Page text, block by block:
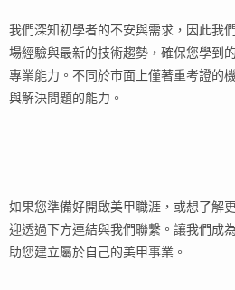
我們深知初學者的不安與需求，因此我
場經驗與最新的技術趨勢，確保您學到
專業能力。不同於市面上僅著重考證的
與解決問題的能力。
如果您準備好開啟美甲職涯，或想了解
迎透過下方連結與我們聯繫。讓我們成
助您建立屬於自己的美甲事業。